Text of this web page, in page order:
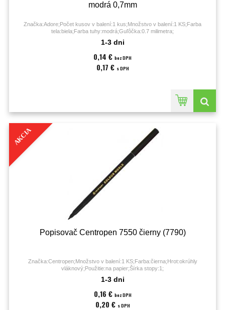
modrá 0,7mm
Značka:Adore;Počet kusov v balení:1 kus;Množstvo v balení:1 KS;Farba
tela:biela;Farba tuhy:modrá;Guľôčka:0.7 milimetra;
1-3 dni
0,14 € bez DPH
0,17 € s DPH
AKCIA
Popisovač Centropen 7550 čierny (7790)
Značka:Centropen;Množstvo v balení:1 KS;Farba:čierna;Hrot:okrúhly
vláknový;Použitie:na papier;Šírka stopy:1;
1-3 dni
0,16 € bez DPH
0,20 € s DPH